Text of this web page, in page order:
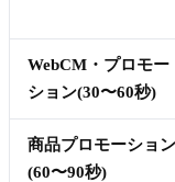
WebCM・プロモー
ション(30〜60秒)
商品プロモーション
(60〜90秒)